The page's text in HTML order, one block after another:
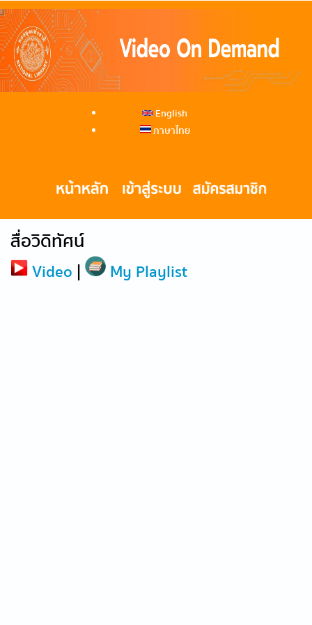
English
ภาษาไทย
สื่อวิดิทัศน์
Video | My Playlist